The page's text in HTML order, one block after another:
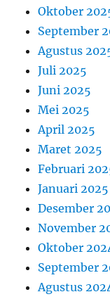
Oktober
September
Agustus
Juli 2025
Juni 2025
Mei 2025
April 2025
Maret 2025
Februari
Januari 2025
Desember
November
Oktober
September
Agustus